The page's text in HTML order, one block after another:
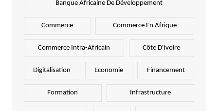
Banque Africaine De Développement
Commerce Commerce En Afrique
Commerce Intra-Africain Côte D'Ivoire
Digitalisation Economie Financement
Formation Infrastructure